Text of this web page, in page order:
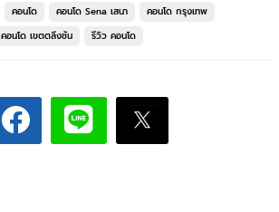
คอนโด คอนโด Sena เสนา
คอนโด กรุงเทพ
คอนโด เขตตลิ่งชัน รีวิว คอนโด